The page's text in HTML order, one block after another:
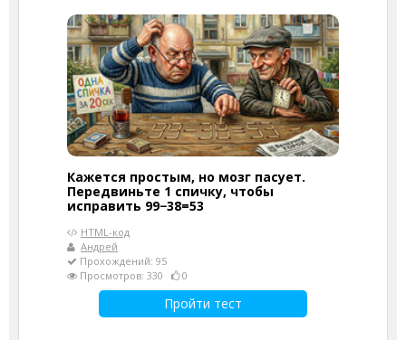
Кажется простым, но мозг пасует.
Передвиньте 1 спичку, чтобы
исправить 99−38=53
HTML-код
Андрей
Прохождений: 95
Просмотров: 330
0
Пройти тест